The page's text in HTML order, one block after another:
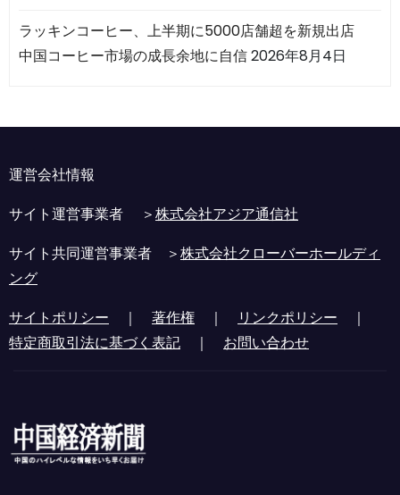
ラッキンコーヒー、上半期に5000店舗超を新規出店
中国コーヒー市場の成長余地に自信2026年8月4日
運営会社情報
サイト運営事業者 ＞株式会社アジア通信社
サイト共同運営事業者 ＞株式会社クローバーホールディ
ング
サイトポリシー ｜ 著作権 ｜ リンクポリシー ｜
特定商取引法に基づく表記 ｜ お問い合わせ